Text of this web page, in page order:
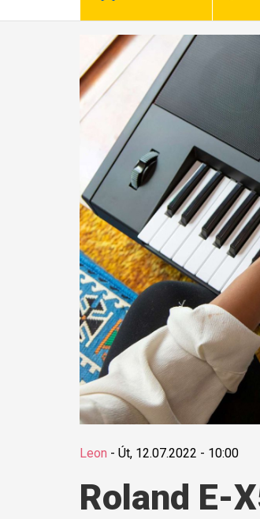
Leon - Út, 12.07.2022 - 10:00
Roland E-